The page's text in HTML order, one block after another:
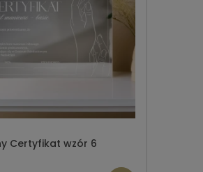
Certyfikat wzór 6